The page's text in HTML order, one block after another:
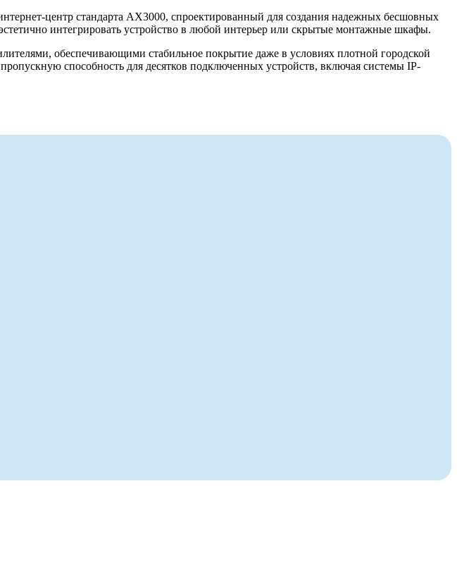
центр стандарта AX3000, спроектированный для создания надежных бесшовных
интегрировать устройство в любой интерьер или скрытые монтажные шкафы.
обеспечивающими стабильное покрытие даже в условиях плотной городской
способность для десятков подключенных устройств, включая системы IP-